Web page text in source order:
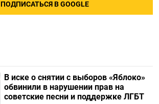
ПОДПИСАТЬСЯ В GOOGLE
В иске о снятии с выборов «Яблоко»
обвинили в нарушении прав на
советские песни и поддержке ЛГБТ